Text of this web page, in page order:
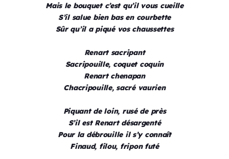
Mais le bouquet c’est qu’il vous cueille
S’il salue bien bas en courbette
Sûr qu’il a piqué vos chaussettes
Renart sacripant
Sacripouille, coquet coquin
Renart chenapan
Chacripouille, sacré vaurien
Piquant de loin, rusé de près
S’il est Renart désargenté
Pour la débrouille il s’y connaît
Finaud, filou, fripon futé